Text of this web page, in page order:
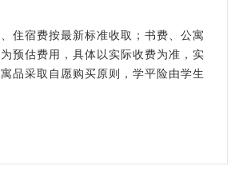
住宿费按最新标准收取；书费、公寓
预估费用，具体以实际收费为准，实
品采取自愿购买原则，学平险由学生